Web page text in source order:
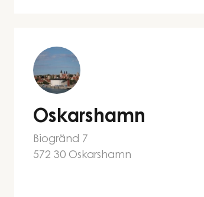
Oskarshamn
Biogränd 7
572 30 Oskarshamn